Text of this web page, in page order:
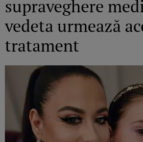
supraveghere
vedeta urmează
tratament